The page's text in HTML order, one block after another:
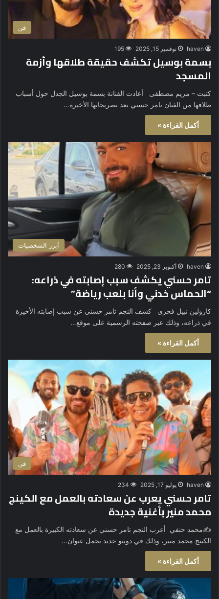
فن
haven نوفمبر 15, 2025 195
بسمة بوسيل تكشف حقيقة طلاقها وأزمة
المسجد
كتبت – مريم مصطفى أعادت الفنانة بسمة بوسيل الجدل حول أسباب
طلاقها من الفنان تامر حسني بعد تصريحاتها الأخيرة…
أكمل القراءة »
أبرز الشخصيات
haven أكتوبر 23, 2025 280
تامر حسني يكشف سبب إصابته في ذراعه:
“الحماس خدني وأنا بلعب رياضة”
كارولين نبيل فخري كشف النجم تامر حسني عن سبب إصابته الأخيرة
في ذراعه، وذلك عبر صفحته الرسمية على موقع…
أكمل القراءة »
فن
haven يوليو 17, 2025 234
تامر حسني يعرب عن سعادته بالعمل مع الكينج
محمد منير بأغنية جديدة
✍️محمد حنفي أعرب النجم تامر حسني عن سعادته الكبيرة بالعمل مع
الكينج محمد منير، وذلك في دويتو جديد يحمل عنوان…
أكمل القراءة »